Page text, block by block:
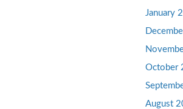
January
October
August